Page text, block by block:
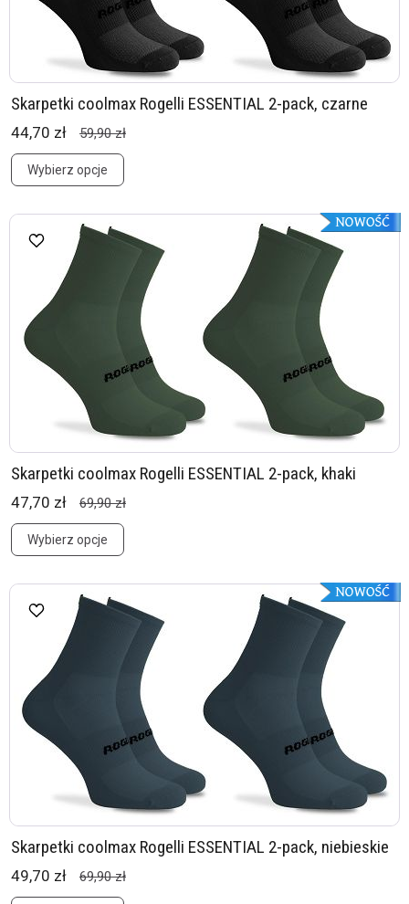
Skarpetki coolmax Rogelli ESSENTIAL 2-pack, czarne
44,70 zł 59,90 zł
Wybierz opcje
Skarpetki coolmax Rogelli ESSENTIAL 2-pack, khaki
47,70 zł 69,90 zł
Wybierz opcje
Skarpetki coolmax Rogelli ESSENTIAL 2-pack, niebieskie
49,70 zł 69,90 zł